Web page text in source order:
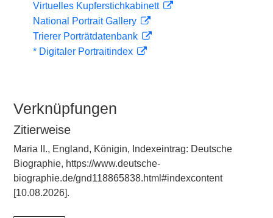
Virtuelles Kupferstichkabinett
National Portrait Gallery
Trierer Porträtdatenbank
* Digitaler Portraitindex
Verknüpfungen
Zitierweise
Maria II., England, Königin, Indexeintrag: Deutsche
Biographie, https://www.deutsche-
biographie.de/gnd118865838.html#indexcontent
[10.08.2026].